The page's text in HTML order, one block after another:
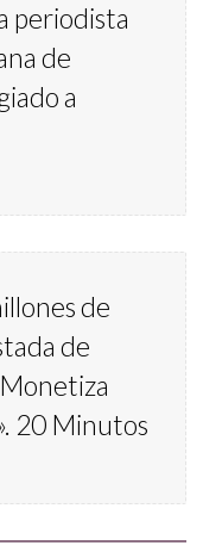
periodista
de
a
de
de
20 Minutos